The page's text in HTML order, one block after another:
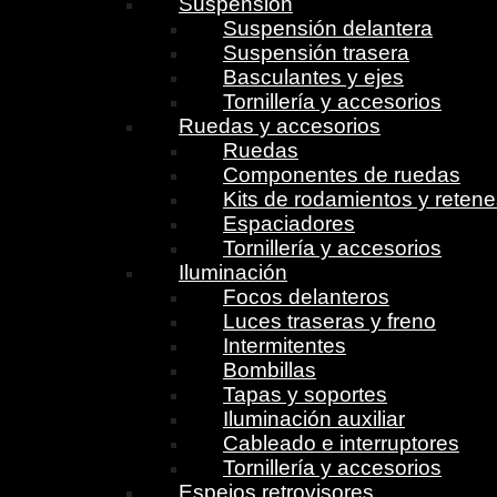
Suspensión delantera
Suspensión trasera
Basculantes y ejes
Tornillería y accesorios
Ruedas y accesorios
Ruedas
Componentes de ruedas
Kits de rodamientos y
Espaciadores
Tornillería y accesorios
Iluminación
Focos delanteros
Luces traseras y freno
Intermitentes
Bombillas
Tapas y soportes
Iluminación auxiliar
Cableado e interruptores
Tornillería y accesorios
Espejos retrovisores